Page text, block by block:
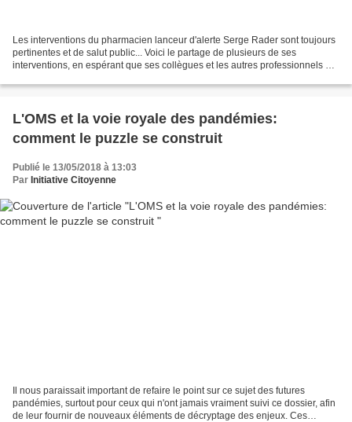
Les interventions du pharmacien lanceur d'alerte Serge Rader sont toujours
pertinentes et de salut public... Voici le partage de plusieurs de ses
interventions, en espérant que ses collègues et les autres professionnels de
L'OMS et la voie royale des pandémies:
comment le puzzle se construit
Publié le 13/05/2018 à 13:03
Par Initiative Citoyenne
Il nous paraissait important de refaire le point sur ce sujet des futures
pandémies, surtout pour ceux qui n'ont jamais vraiment suivi ce dossier, afin
de leur fournir de nouveaux éléments de décryptage des enjeux. Ces